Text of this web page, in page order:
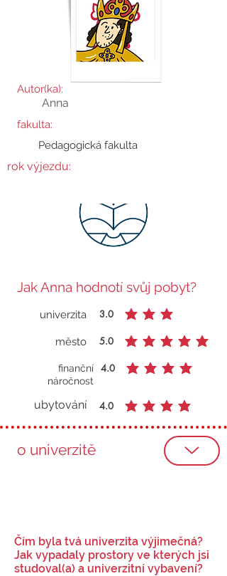
Autor(ka):
Anna
fakulta:
Pedagogická fakulta
rok výjezdu:
Jak Anna hodnotí svůj pobyt?
univerzita 3.0
průměrné hodnocení je 3 z 5
město
5.0
průměrné hodnocení je 5 z 5
finanční
náročnost
4.0
průměrné hodnocení je 4 z 5
ubytování 4.0
průměrné hodnocení je 4 z 5
o univerzitě
Čím byla tvá univerzita výjimečná?
Jak vypadaly prostory ve kterých jsi
studoval(a) a univerzitní vybavení?